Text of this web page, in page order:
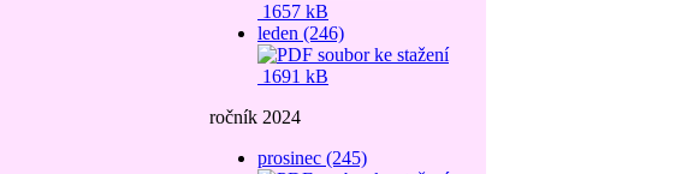
1657 kB
leden (246)
1691 kB
ročník 2024
prosinec (245)